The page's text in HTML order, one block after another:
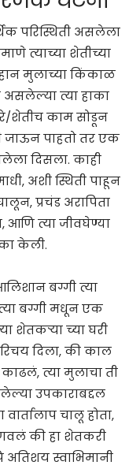
परिस्थिती असलेला
त्याच्या शेतीच्या
मुलाच्या किंकाळ
त्या हाका
शेतीच काम सोडून
जाऊन पाहतो तर एक
दिसला. काही
अशी स्थिती पाहून
प्रचंड अरापिता
आणि त्या जीवघेण्या
केली.
बग्गी त्या
बग्गी मधून एक
शेतकऱ्या च्या घरी
दिला, की काल
त्या मुलाचा ती
उपकाराबद्दल
चालू होता,
की हा शेतकरी
अतिशय स्वाभिमानी